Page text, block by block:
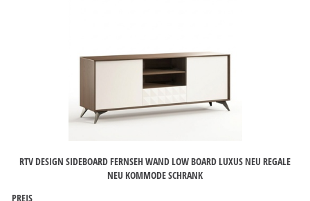
RTV DESIGN SIDEBOARD FERNSEH WAND LOW BOARD LUXUS NEU REGALE
NEU KOMMODE SCHRANK
PREIS